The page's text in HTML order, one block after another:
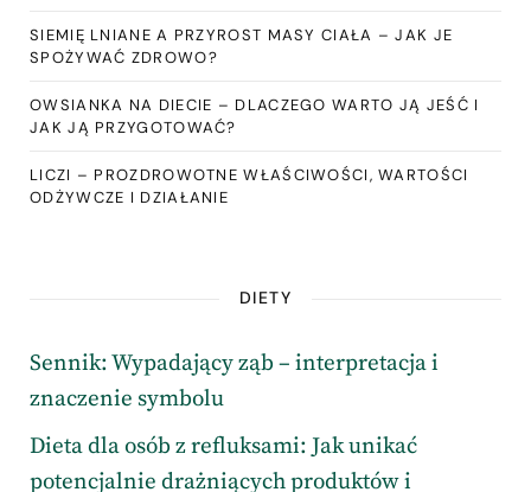
SIEMIĘ LNIANE A PRZYROST MASY CIAŁA – JAK JE
SPOŻYWAĆ ZDROWO?
OWSIANKA NA DIECIE – DLACZEGO WARTO JĄ JEŚĆ I
JAK JĄ PRZYGOTOWAĆ?
LICZI – PROZDROWOTNE WŁAŚCIWOŚCI, WARTOŚCI
ODŻYWCZE I DZIAŁANIE
DIETY
Sennik: Wypadający ząb – interpretacja i
znaczenie symbolu
Dieta dla osób z refluksami: Jak unikać
potencjalnie drażniących produktów i